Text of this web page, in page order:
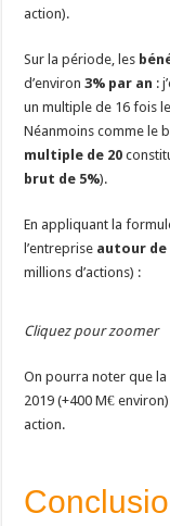
action).
Sur la période, les
d’environ3% par an :
un multiple de 16 fois
Néanmoins comme le
multiple de 20
brut de 5%).
En appliquant la
l’entreprise autour de
millions d’actions) :
Cliquez pour zoomer
On pourra noter que la
2019 (+400 M€
action.